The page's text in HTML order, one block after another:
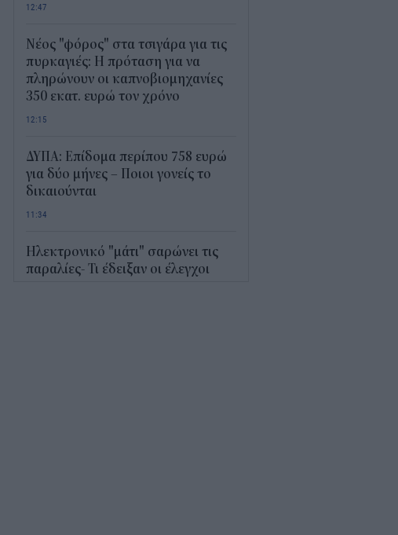
12:47
Νέος "φόρος" στα τσιγάρα για τις
πυρκαγιές: Η πρόταση για να
πληρώνουν οι καπνοβιομηχανίες
350 εκατ. ευρώ τον χρόνο
12:15
ΔΥΠΑ: Επίδομα περίπου 758 ευρώ
για δύο μήνες – Ποιοι γονείς το
δικαιούνται
11:34
Ηλεκτρονικό "μάτι" σαρώνει τις
παραλίες- Τι έδειξαν οι έλεγχοι